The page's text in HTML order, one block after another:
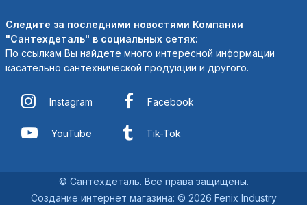
Следите за последними новостями Компании
"Сантехдеталь" в социальных сетях:
По ссылкам Вы найдете много интересной информации
касательно сантехнической продукции и другого.
Instagram Facebook
YouTube Tik-Tok
© Сантехдеталь. Все права защищены.
Создание интернет магазина: © 2026 Fenix Industry